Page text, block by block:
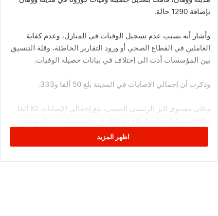
بإضافة 1290 حالة.
وأشار أنه بسبب عدم تسجيل الوفيات في المنازل، وعدم كفاية
العاملين في القطاع الصحي أو ورود التقارير الخاطئة، وقلة التنسيق
بين المؤسسات أدت الى إختلاف في بيانات حصيلة الوفيات.
وذكرت أن إجمالي الإصابات في المدينة بلغ 50 ألفا و333.
وعلى مستوى البر الرئيسي الصيني، بلغ إجمالي الإصابات 82 ألفا
اظهر المزيد